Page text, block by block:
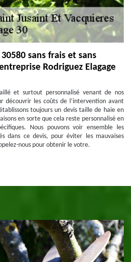
sans frais et sans
Rodriguez Elagage
et surtout personnalisé venant de nos
découvrir les coûts de l’intervention avant
toujours un devis taille de haie en
en sorte que cela reste personnalisé en
Nous pouvons voir ensemble les
dans ce devis, pour éviter les mauvaises
nous pour obtenir le votre.